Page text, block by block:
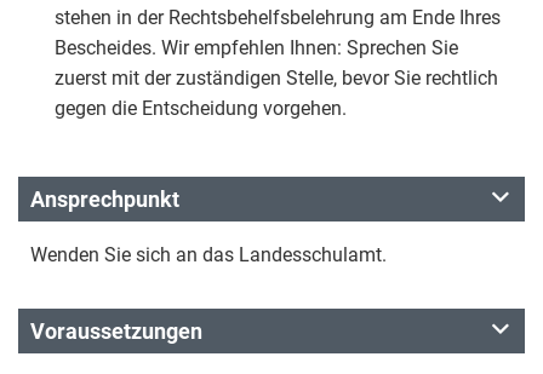
stehen in der Rechtsbehelfsbelehrung am Ende Ihres
Bescheides. Wir empfehlen Ihnen: Sprechen Sie
zuerst mit der zuständigen Stelle, bevor Sie rechtlich
gegen die Entscheidung vorgehen.
Ansprechpunkt
Wenden Sie sich an das Landesschulamt.
Voraussetzungen